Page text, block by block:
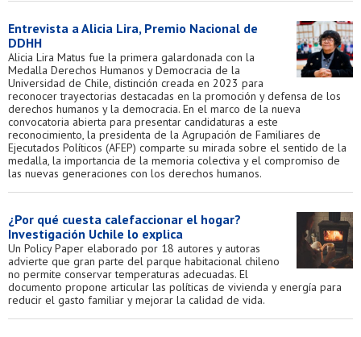
Entrevista a Alicia Lira, Premio Nacional de
DDHH
Alicia Lira Matus fue la primera galardonada con la
Medalla Derechos Humanos y Democracia de la
Universidad de Chile, distinción creada en 2023 para
reconocer trayectorias destacadas en la promoción y defensa de los
derechos humanos y la democracia. En el marco de la nueva
convocatoria abierta para presentar candidaturas a este
reconocimiento, la presidenta de la Agrupación de Familiares de
Ejecutados Políticos (AFEP) comparte su mirada sobre el sentido de la
medalla, la importancia de la memoria colectiva y el compromiso de
las nuevas generaciones con los derechos humanos.
¿Por qué cuesta calefaccionar el hogar?
Investigación Uchile lo explica
Un Policy Paper elaborado por 18 autores y autoras
advierte que gran parte del parque habitacional chileno
no permite conservar temperaturas adecuadas. El
documento propone articular las políticas de vivienda y energía para
reducir el gasto familiar y mejorar la calidad de vida.